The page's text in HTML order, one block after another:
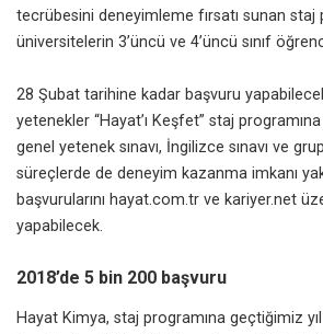
tecrübesini deneyimleme fırsatı sunan staj
üniversitelerin 3’üncü ve 4’üncü sınıf
28 Şubat tarihine kadar başvuru
yetenekler “Hayat’ı Keşfet” staj programına
genel yetenek sınavı, İngilizce sınavı ve
süreçlerde de deneyim kazanma imkanı
başvurularını hayat.com.tr ve kariyer.net
yapabilecek.
2018’de 5 bin 200 başvuru
Hayat Kimya, staj programına geçtiğimiz